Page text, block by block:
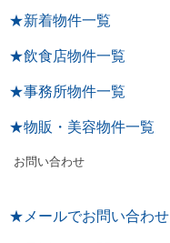
★新着物件一覧
★飲食店物件一覧
★事務所物件一覧
★物販・美容物件一覧
お問い合わせ
★メールでお問い合わせ